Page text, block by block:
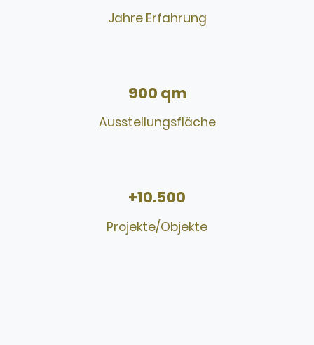
Jahre Erfahrung
900 qm
Ausstellungsfläche
+10.500
Projekte/Objekte